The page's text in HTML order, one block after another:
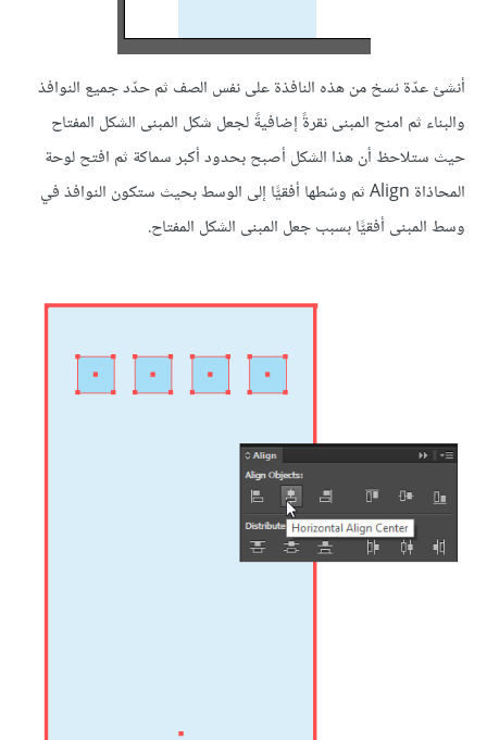
أنشئ عدّة نسخ من هذه النافذة على نفس الصف ثم حدّد جميع النوافذ
والبناء ثم امنح المبنى نقرةً إضافيةً لجعل شكل المبنى الشكل المفتاح
حيث ستلاحظ أن هذا الشكل أصبح بحدود أكبر سماكة ثم افتح لوحة
المحاذاة Align ثم وسّطها أفقيًّا إلى الوسط بحيث ستكون النوافذ في
وسط المبنى أفقيًّا بسبب جعل المبنى الشكل المفتاح.